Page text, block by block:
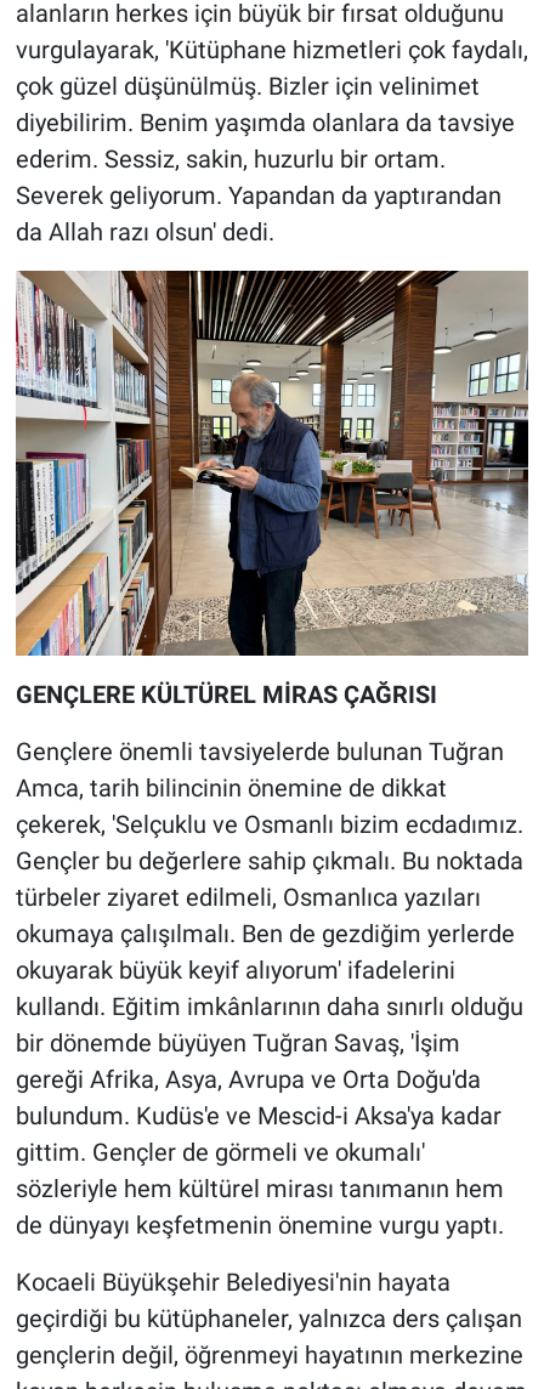
alanların herkes için büyük bir fırsat olduğunu
vurgulayarak, 'Kütüphane hizmetleri çok faydalı,
çok güzel düşünülmüş. Bizler için velinimet
diyebilirim. Benim yaşımda olanlara da tavsiye
ederim. Sessiz, sakin, huzurlu bir ortam.
Severek geliyorum. Yapandan da yaptırandan
da Allah razı olsun' dedi.
GENÇLERE KÜLTÜREL MİRAS ÇAĞRISI
Gençlere önemli tavsiyelerde bulunan Tuğran
Amca, tarih bilincinin önemine de dikkat
çekerek, 'Selçuklu ve Osmanlı bizim ecdadımız.
Gençler bu değerlere sahip çıkmalı. Bu noktada
türbeler ziyaret edilmeli, Osmanlıca yazıları
okumaya çalışılmalı. Ben de gezdiğim yerlerde
okuyarak büyük keyif alıyorum' ifadelerini
kullandı. Eğitim imkânlarının daha sınırlı olduğu
bir dönemde büyüyen Tuğran Savaş, 'İşim
gereği Afrika, Asya, Avrupa ve Orta Doğu'da
bulundum. Kudüs'e ve Mescid-i Aksa'ya kadar
gittim. Gençler de görmeli ve okumalı'
sözleriyle hem kültürel mirası tanımanın hem
de dünyayı keşfetmenin önemine vurgu yaptı.
Kocaeli Büyükşehir Belediyesi'nin hayata
geçirdiği bu kütüphaneler, yalnızca ders çalışan
gençlerin değil, öğrenmeyi hayatının merkezine